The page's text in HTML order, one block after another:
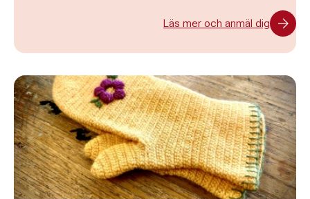
Läs mer och anmäl dig